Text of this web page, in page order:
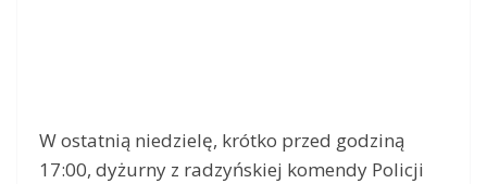
W ostatnią niedzielę, krótko przed godziną
17:00, dyżurny z radzyńskiej komendy Policji